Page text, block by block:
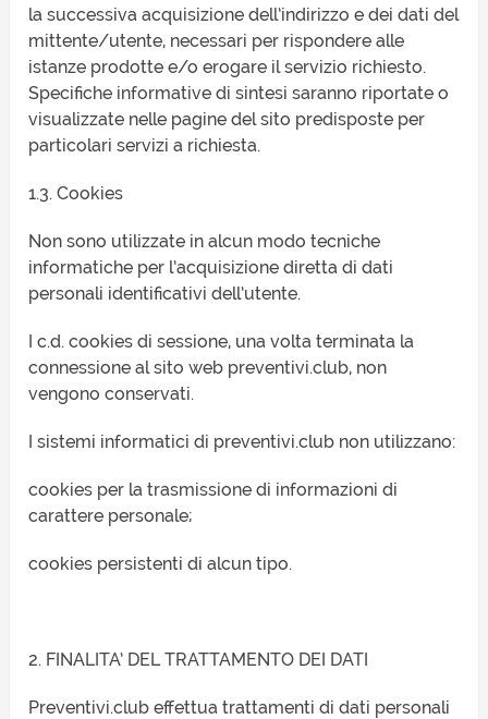
la successiva acquisizione dell’indirizzo e dei dati del
mittente/utente, necessari per rispondere alle
istanze prodotte e/o erogare il servizio richiesto.
Specifiche informative di sintesi saranno riportate o
visualizzate nelle pagine del sito predisposte per
particolari servizi a richiesta.
1.3. Cookies
Non sono utilizzate in alcun modo tecniche
informatiche per l’acquisizione diretta di dati
personali identificativi dell’utente.
I c.d. cookies di sessione, una volta terminata la
connessione al sito web preventivi.club, non
vengono conservati.
I sistemi informatici di preventivi.club non utilizzano:
cookies per la trasmissione di informazioni di
carattere personale;
cookies persistenti di alcun tipo.
2. FINALITA’ DEL TRATTAMENTO DEI DATI
Preventivi.club effettua trattamenti di dati personali